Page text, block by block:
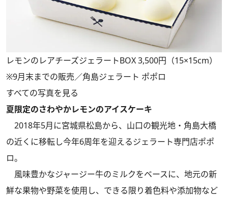
レモンのレアチーズジェラートBOX 3,500円（15×15cm）
※9月末までの販売／角島ジェラート ポポロ
すべての写真を見る
夏限定のさわやかレモンのアイスケーキ
2018年5月に宮城県松島から、山口の観光地・角島大橋
の近くに移転し今年6周年を迎えるジェラート専門店ポポ
ロ。
風味豊かなジャージー牛のミルクをベースに、地元の新
鮮な果物や野菜を使用し、できる限り着色料や添加物など